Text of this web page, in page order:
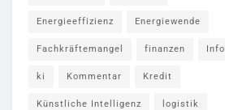
Energieeffizienz Energiewende
Fachkräftemangel finanzen Info
ki Kommentar Kredit
Künstliche Intelligenz logistik